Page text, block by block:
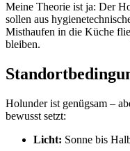
Meine Theorie ist ja: Der
sollen aus
Misthaufen in die Küche
bleiben.
Holunder ist genügsam –
bewusst setzt:
Licht: Sonne bis